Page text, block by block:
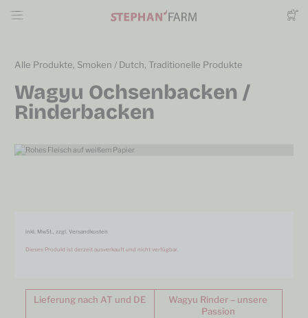
Alle Produkte, Smoken / Dutch, Traditionelle Produkte
Wagyu Ochsenbacken /
Rinderbacken
inkl. MwSt., zzgl. Versandkosten
Dieses Produkt ist derzeit ausverkauft und nicht verfügbar.
Lieferung nach AT und DE
Wagyu Rinder – unsere
Passion